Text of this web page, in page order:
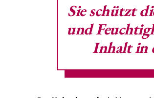
Sie schützt
und
Inhalt in